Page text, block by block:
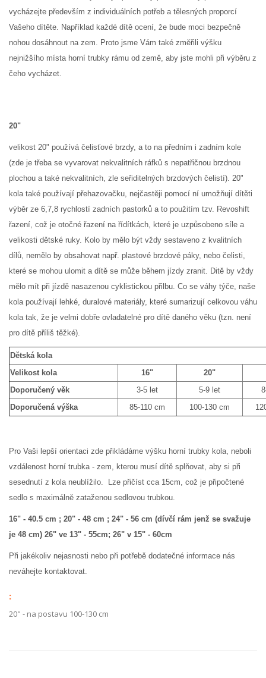
vycházejte především z individuálních potřeb a tělesných proporcí
Vašeho dítěte. Například každé dítě ocení, že bude moci bezpečně
nohou dosáhnout na zem. Proto jsme Vám také změřili výšku
nejnižšího místa horní trubky rámu od země, aby jste mohli při výběru z
čeho vycházet.
20"
velikost 20" používá čelisťové brzdy, a to na předním i zadním kole
(zde je třeba se vyvarovat nekvalitních ráfků s nepatřičnou brzdnou
plochou a také nekvalitních, zle seřiditelných brzdových čelistí). 20"
kola také používají přehazovačku, nejčastěji pomocí ní umožňují dítěti
výběr ze 6,7,8 rychlostí zadních pastorků a to použitím tzv. Revoshift
řazení, což je otočné řazení na řídítkách, které je uzpůsobeno síle a
velikosti dětské ruky. Kolo by mělo být vždy sestaveno z kvalitních
dílů, nemělo by obsahovat např. plastové brzdové páky, nebo čelisti,
které se mohou ulomit a dítě se může během jízdy zranit. Ditě by vždy
mělo mít při jízdě nasazenou cyklistickou přilbu. Co se váhy týče, naše
kola používají lehké, duralové materiály, které sumarizují celkovou váhu
kola tak, že je velmi dobře ovladatelné pro dítě daného věku (tzn. není
pro dítě příliš těžké).
Dětská kola
Velikost kola
16"
20"
Doporučený věk
3-5 let 5-9 let
Doporučená výška
85-110 cm 100-130 cm
Pro Vaši lepší orientaci zde přikládáme výšku horní trubky kola, neboli
vzdálenost horní trubka - zem, kterou musí dítě splňovat, aby si při
sesednutí z kola neublížilo. Lze přičíst cca 15cm, což je připočtené
sedlo s maximálně zataženou sedlovou trubkou.
16" - 40.5 cm ; 20" - 48 cm ; 24" - 56 cm (dívčí rám jenž se svažuje
je 48 cm) 26" ve 13" - 55cm; 26" v 15" - 60cm
Při jakékoliv nejasnosti nebo při potřebě dodatečné informace nás
neváhejte kontaktovat.
:
20" - na postavu 100-130 cm